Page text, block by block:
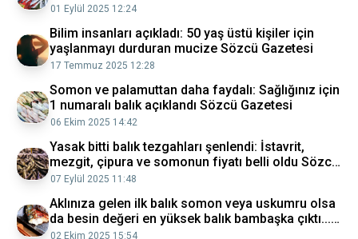
01 Eylül 2025 12:24
Bilim insanları açıkladı: 50 yaş üstü kişiler için
yaşlanmayı durduran mucize Sözcü Gazetesi
17 Temmuz 2025 12:28
Somon ve palamuttan daha faydalı: Sağlığınız için
1 numaralı balık açıklandı Sözcü Gazetesi
06 Ekim 2025 14:42
Yasak bitti balık tezgahları şenlendi: İstavrit,
mezgit, çipura ve somonun fiyatı belli oldu Sözcü
Gazetesi
07 Eylül 2025 11:48
Aklınıza gelen ilk balık somon veya uskumru olsa
da besin değeri en yüksek balık bambaşka çıktı...
Sözcü Gazetesi
02 Ekim 2025 15:54